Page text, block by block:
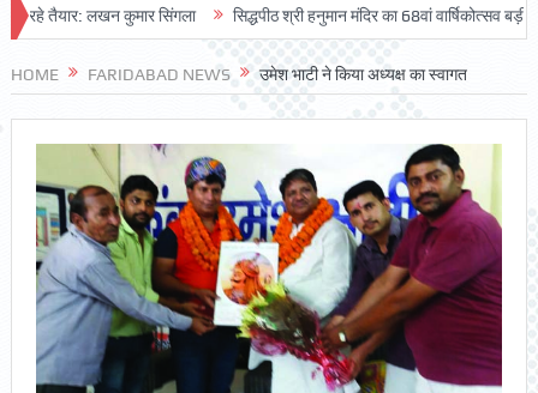
तैयार: लखन कुमार सिंगला सिद्धपीठ श्री हनुमान मंदिर का 68वां वार्षिकोत्सव बड़ी
HOME FARIDABAD NEWS उमेश भाटी ने किया अध्यक्ष का स्वागत